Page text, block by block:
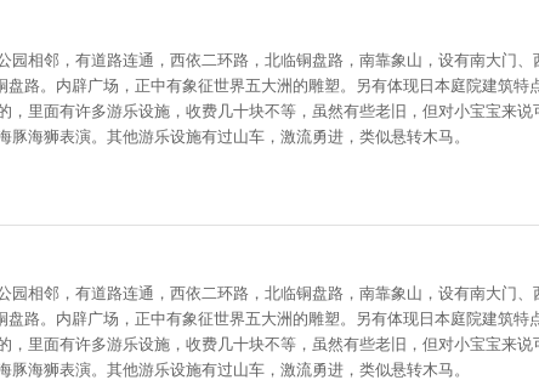
相邻，有道路连通，西依二环路，北临铜盘路，南靠象山，设有南大门
路。内辟广场，正中有象征世界五大洲的雕塑。另有体现日本庭院建筑
里面有许多游乐设施，收费几十块不等，虽然有些老旧，但对小宝宝来
海狮表演。其他游乐设施有过山车，激流勇进，类似悬转木马。
相邻，有道路连通，西依二环路，北临铜盘路，南靠象山，设有南大门
路。内辟广场，正中有象征世界五大洲的雕塑。另有体现日本庭院建筑
里面有许多游乐设施，收费几十块不等，虽然有些老旧，但对小宝宝来
海狮表演。其他游乐设施有过山车，激流勇进，类似悬转木马。